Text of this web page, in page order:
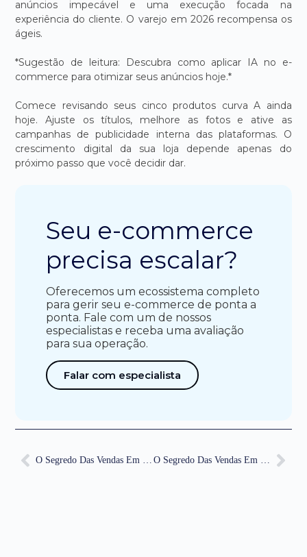
anúncios impecável e uma execução focada na
experiência do cliente. O varejo em 2026 recompensa os
ágeis.
*Sugestão de leitura: Descubra como aplicar IA no e-
commerce para otimizar seus anúncios hoje.*
Comece revisando seus cinco produtos curva A ainda
hoje. Ajuste os títulos, melhore as fotos e ative as
campanhas de publicidade interna das plataformas. O
crescimento digital da sua loja depende apenas do
próximo passo que você decidir dar.
Seu e-commerce
precisa escalar?
Oferecemos um ecossistema completo
para gerir seu e-commerce de ponta a
ponta. Fale com um de nossos
especialistas e receba uma avaliação
para sua operação.
Falar com especialista